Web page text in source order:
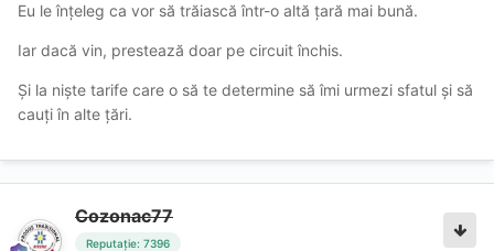
Eu le înțeleg ca vor să trăiască într-o altă țară mai bună.
Iar dacă vin, prestează doar pe circuit închis.
Și la niște tarife care o să te determine să îmi urmezi sfatul și să
cauți în alte țări.
Cozonac77
Reputație: 7396